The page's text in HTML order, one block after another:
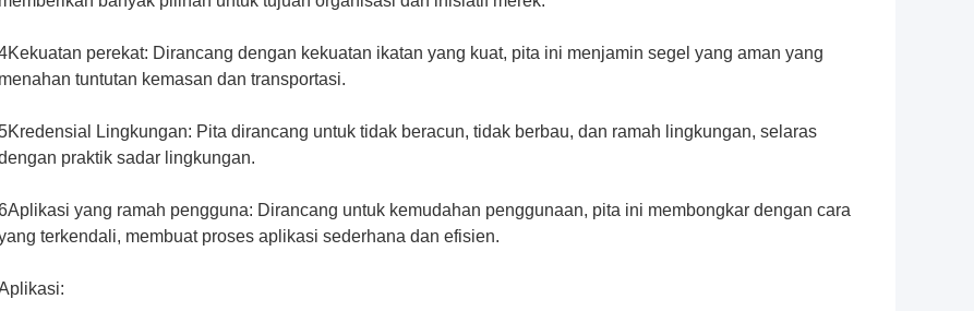
perekat: Dirancang dengan kekuatan ikatan yang kuat, pita ini menjamin segel yang aman yang
menahan tuntutan kemasan dan transportasi.
Lingkungan: Pita dirancang untuk tidak beracun, tidak berbau, dan ramah lingkungan, selaras
praktik sadar lingkungan.
yang ramah pengguna: Dirancang untuk kemudahan penggunaan, pita ini membongkar dengan cara
terkendali, membuat proses aplikasi sederhana dan efisien.